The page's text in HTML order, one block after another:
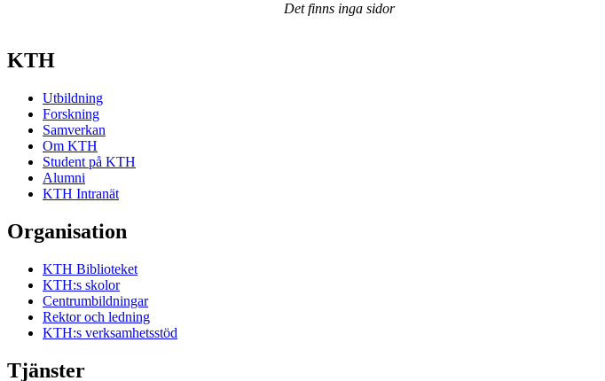
Det finns inga sidor
KTH
Utbildning
Forskning
Samverkan
Om KTH
Student på KTH
Alumni
KTH Intranät
Organisation
KTH Biblioteket
KTH:s skolor
Centrumbildningar
Rektor och ledning
KTH:s verksamhetsstöd
Tjänster